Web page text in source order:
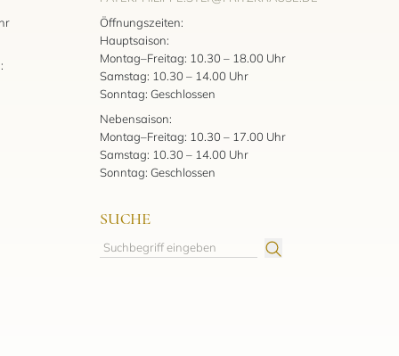
Öffnungszeiten:
Hauptsaison:
Montag–Freitag: 10.30 – 18.00 Uhr
Samstag: 10.30 – 14.00 Uhr
Sonntag: Geschlossen
Nebensaison:
Montag–Freitag: 10.30 – 17.00 Uhr
Samstag: 10.30 – 14.00 Uhr
Sonntag: Geschlossen
SUCHE